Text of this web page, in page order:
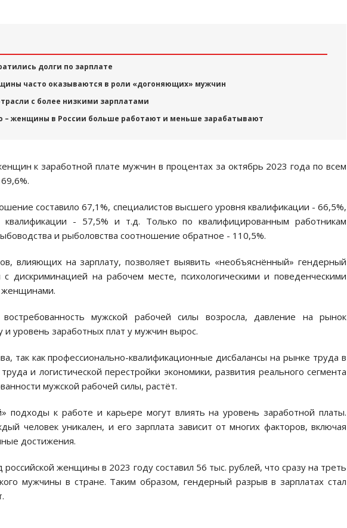
долги по зарплате
часто оказываются в роли «догоняющих» мужчин
с более низкими зарплатами
– женщины в России больше работают и меньше зарабатывают
к заработной плате мужчин в процентах за октябрь 2023 года по всем
составило 67,1%, специалистов высшего уровня квалификации - 66,5%,
квалификации - 57,5% и т.д. Только по квалифицированным работникам
и рыболовства соотношение обратное - 110,5%.
влияющих на зарплату, позволяет выявить «необъяснённый» гендерный
дискриминацией на рабочем месте, психологическими и поведенческими
женщинами.
мужской рабочей силы возросла, давление на рынок
и уровень заработных плат у мужчин вырос.
так как профессионально-квалификационные дисбалансы на рынке труда в
и логистической перестройки экономики, развития реального сегмента
мужской рабочей силы, растёт.
подходы к работе и карьере могут влиять на уровень заработной платы.
человек уникален, и его зарплата зависит от многих факторов, включая
достижения.
женщины в 2023 году составил 56 тыс. рублей, что сразу на треть
мужчины в стране. Таким образом, гендерный разрыв в зарплатах стал